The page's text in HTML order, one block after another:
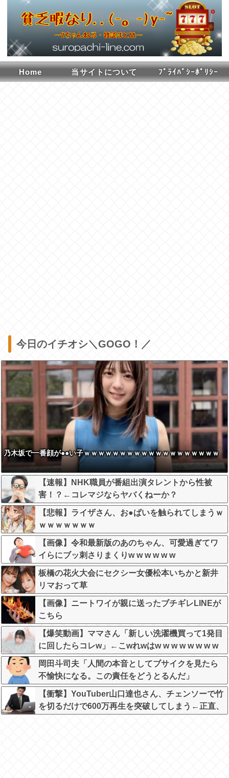
Home 当サイトについて ﾌﾟﾗｲﾊﾞｼｰﾎﾟﾘｼｰ
今日のイチオシ＼GOGO！／
乃木坂で一番顔が●●い子ｗｗｗｗｗｗｗｗｗｗｗｗｗｗｗｗｗｗｗ
【速報】NHK職員が番組出演タレントから性被
害！？←コレマジならヤバくねーか？
【悲報】ライザさん、お●ぱいを触られてしまうｗ
ｗｗｗｗｗｗｗ
【画像】令和最新版のあのちゃん、可愛過ぎてワ
イらにブッ刺さりまくりw w w w w w
板橋の花火大会にセクシー女優松本いちかと新井
リマおって草
【画像】ニートワイが親に送ったブチギレLINEが
こちら
【爆笑動画】ママさん「新しい洗濯機買って1発目
に回したらコレw」←こwれwはw w w w w w w w
w w
岡田斗司夫「人間の本音としてブサイクを見たら
不愉快になる。この責任をどうとるんだ」
【衝撃】YouTuber山口達也さん、チェンソーで竹
を切るだけで600万再生を突破してしまう←正直、